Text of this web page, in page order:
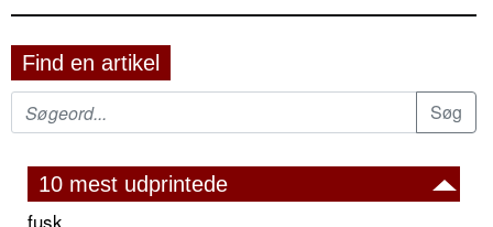
Find en artikel
10 mest udprintede
fusk